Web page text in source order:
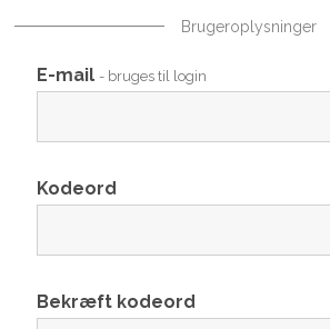
Brugeroplysninger
E-mail - bruges til login
Kodeord
Bekræft kodeord